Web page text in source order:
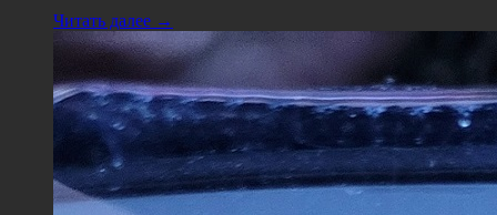
Читать далее →